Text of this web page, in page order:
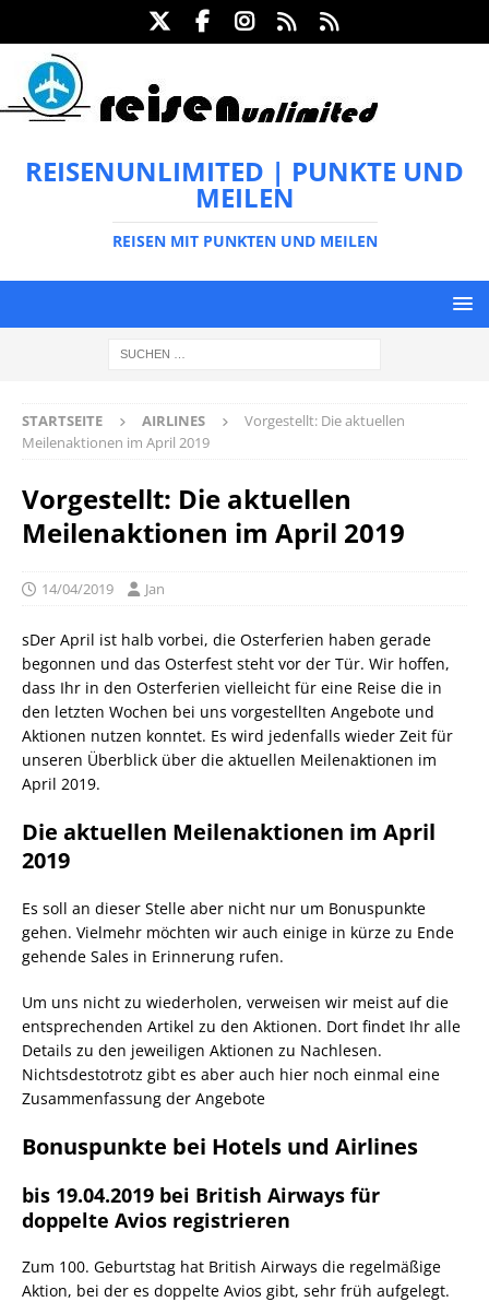
REISENUNLIMITED | PUNKTE UND
MEILEN
REISEN MIT PUNKTEN UND MEILEN
STARTSEITE AIRLINES
Vorgestellt: Die aktuellen
Meilenaktionen im April 2019
Vorgestellt: Die aktuellen
Meilenaktionen im April 2019
14/04/2019 Jan
sDer April ist halb vorbei, die Osterferien haben gerade
begonnen und das Osterfest steht vor der Tür. Wir hoffen,
dass Ihr in den Osterferien vielleicht für eine Reise die in
den letzten Wochen bei uns vorgestellten Angebote und
Aktionen nutzen konntet. Es wird jedenfalls wieder Zeit für
unseren Überblick über die aktuellen Meilenaktionen im
April 2019.
Die aktuellen Meilenaktionen im April
2019
Es soll an dieser Stelle aber nicht nur um Bonuspunkte
gehen. Vielmehr möchten wir auch einige in kürze zu Ende
gehende Sales in Erinnerung rufen.
Um uns nicht zu wiederholen, verweisen wir meist auf die
entsprechenden Artikel zu den Aktionen. Dort findet Ihr alle
Details zu den jeweiligen Aktionen zu Nachlesen.
Nichtsdestotrotz gibt es aber auch hier noch einmal eine
Zusammenfassung der Angebote
Bonuspunkte bei Hotels und Airlines
bis 19.04.2019 bei British Airways für
doppelte Avios registrieren
Zum 100. Geburtstag hat British Airways die regelmäßige
Aktion, bei der es doppelte Avios gibt, sehr früh aufgelegt.